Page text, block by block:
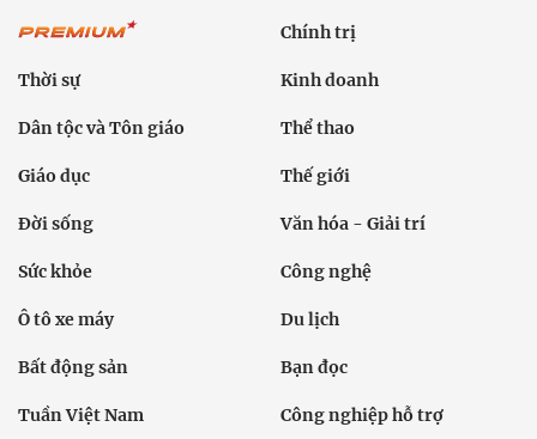
Chính trị
Thời sự Kinh doanh
Dân tộc và Tôn giáo Thể thao
Giáo dục Thế giới
Đời sống Văn hóa - Giải trí
Sức khỏe Công nghệ
Ô tô xe máy Du lịch
Bất động sản Bạn đọc
Tuần Việt Nam Công nghiệp hỗ trợ